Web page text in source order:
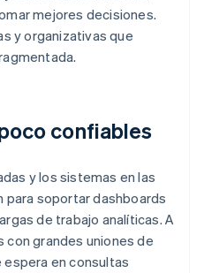
mejores decisiones.
y organizativas que
confiables
y los sistemas en las
para soportar dashboards
de trabajo analíticas. A
grandes uniones de
en consultas